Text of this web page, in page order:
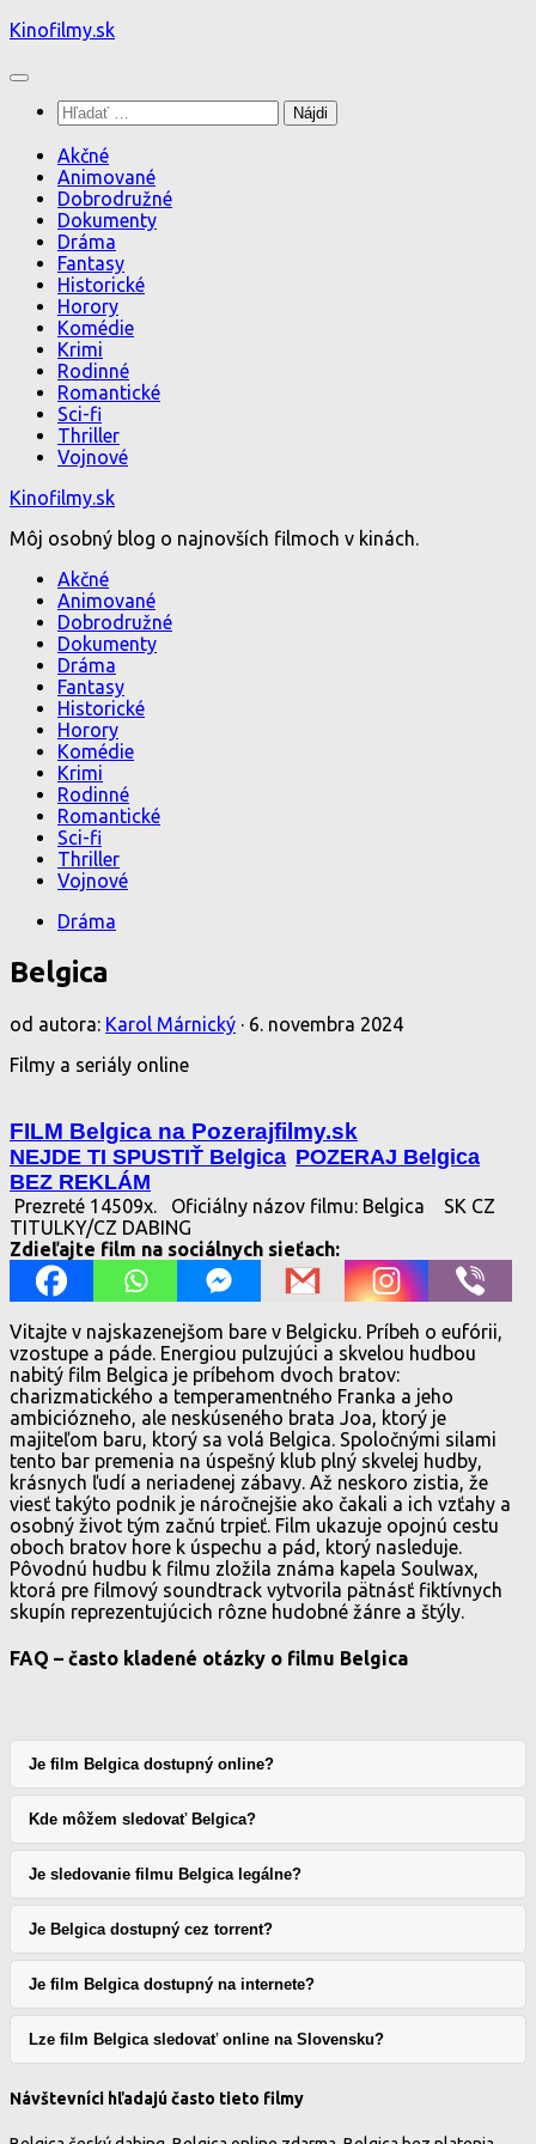
Preskočiť
obsah
Kinofilmy.sk
Hľadať:
Akčné
Animované
Dobrodružné
Dokumenty
Dráma
Fantasy
Historické
Horory
Komédie
Krimi
Rodinné
Romantické
Sci-fi
Thriller
Vojnové
Kinofilmy.sk
Môj osobný blog o najnovších filmoch v kinách.
Akčné
Animované
Dobrodružné
Dokumenty
Dráma
Fantasy
Historické
Horory
Komédie
Krimi
Rodinné
Romantické
Sci-fi
Thriller
Vojnové
Dráma
Belgica
od autora: Karol Márnický · 6. novembra 2024
Filmy a seriály online
FILM Belgica na Pozerajfilmy.sk
NEJDE TI SPUSTIŤ Belgica POZERAJ Belgica
BEZ REKLÁM
Prezreté 14509x. Oficiálny názov filmu: Belgica
SK CZ
TITULKY/CZ DABING
Zdieľajte film na sociálnych sieťach:
Vitajte v najskazenejšom bare v Belgicku. Príbeh o eufórii,
vzostupe a páde. Energiou pulzujúci a skvelou hudbou
nabitý film Belgica je príbehom dvoch bratov:
charizmatického a temperamentného Franka a jeho
ambiciózneho, ale neskúseného brata Joa, ktorý je
majiteľom baru, ktorý sa volá Belgica. Spoločnými silami
tento bar premenia na úspešný klub plný skvelej hudby,
krásnych ľudí a neriadenej zábavy. Až neskoro zistia, že
viesť takýto podnik je náročnejšie ako čakali a ich vzťahy a
osobný život tým začnú trpieť. Film ukazuje opojnú cestu
oboch bratov hore k úspechu a pád, ktorý nasleduje.
Pôvodnú hudbu k filmu zložila známa kapela Soulwax,
ktorá pre filmový soundtrack vytvorila pätnásť fiktívnych
skupín reprezentujúcich rôzne hudobné žánre a štýly.
FAQ – často kladené otázky o filmu Belgica
Je film Belgica dostupný online?
Kde môžem sledovať Belgica?
Je sledovanie filmu Belgica legálne?
Je Belgica dostupný cez torrent?
Je film Belgica dostupný na internete?
Lze film Belgica sledovať online na Slovensku?
Návštevníci hľadajú často tieto filmy